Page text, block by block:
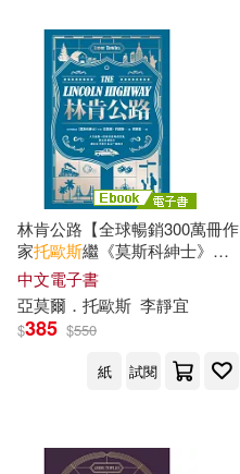
林肯公路【全球暢銷300萬冊作
家托歐斯繼《莫斯科紳士》後
的百萬銷售新作】 (電子書)
中文電子書
亞莫爾 ． 托歐斯 李靜宜
$385 $550
紙
試閱